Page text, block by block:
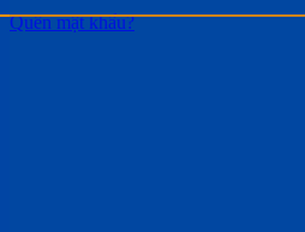
Quên mật khẩu?